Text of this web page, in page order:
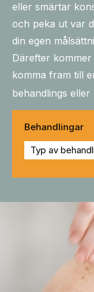
eller smärtar
och peka ut var
din egen
Därefter
komma fram till
behandlings
Behandlingar